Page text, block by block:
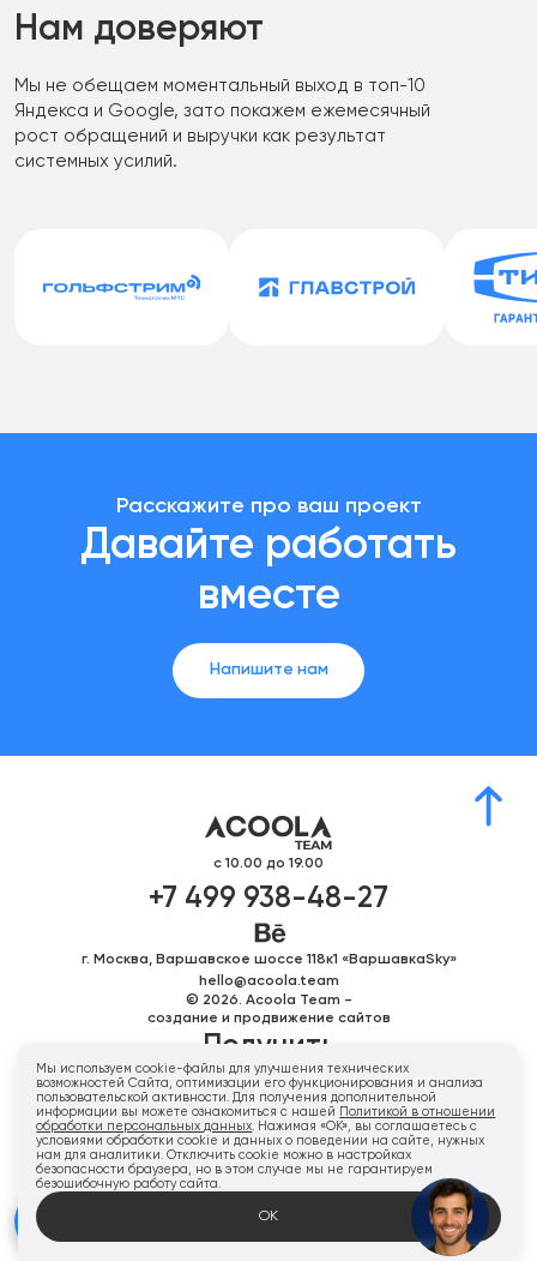
Нам доверяют
Мы не обещаем моментальный выход в топ-10
Яндекса и Google, зато покажем ежемесячный
рост обращений и выручки как результат
системных усилий.
Расскажите про ваш проект
Давайте работать
вместе
Напишите нам
с 10.00 до 19.00
+7 499 938-48-27
г. Москва, Варшавское шоссе 118к1 «ВаршавкаSky»
hello@acoola.team
© 2026. Acoola Team -
создание и продвижение сайтов
Получить
персональное
предложение
Напишите нам
Мы используем cookie-файлы для улучшения технических
возможностей Сайта, оптимизации его функционирования и анализа
пользовательской активности. Для получения дополнительной
информации вы можете ознакомиться с нашей
Политикой в отношении
обработки персональных данных . Нажимая «ОК», вы соглашаетесь с
условиями обработки cookie и данных о поведении на сайте, нужных
нам для аналитики. Отключить cookie можно в настройках
безопасности браузера, но в этом случае мы не гарантируем
безошибочную работу сайта.
ОК